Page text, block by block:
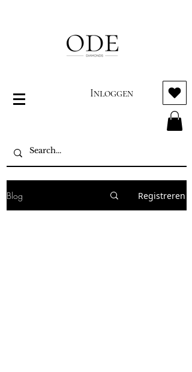
Inloggen
Blog Registreren